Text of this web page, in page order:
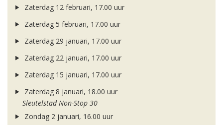
Zaterdag 12 februari, 17.00 uur
Zaterdag 5 februari, 17.00 uur
Zaterdag 29 januari, 17.00 uur
Zaterdag 22 januari, 17.00 uur
Zaterdag 15 januari, 17.00 uur
Zaterdag 8 januari, 18.00 uur
Sleutelstad Non-Stop 30
Zondag 2 januari, 16.00 uur